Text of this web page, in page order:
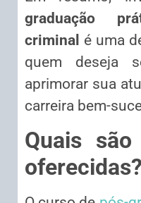
graduação
criminal é uma
quem deseja
aprimorar sua
carreira bem-
Quais
oferecidas?